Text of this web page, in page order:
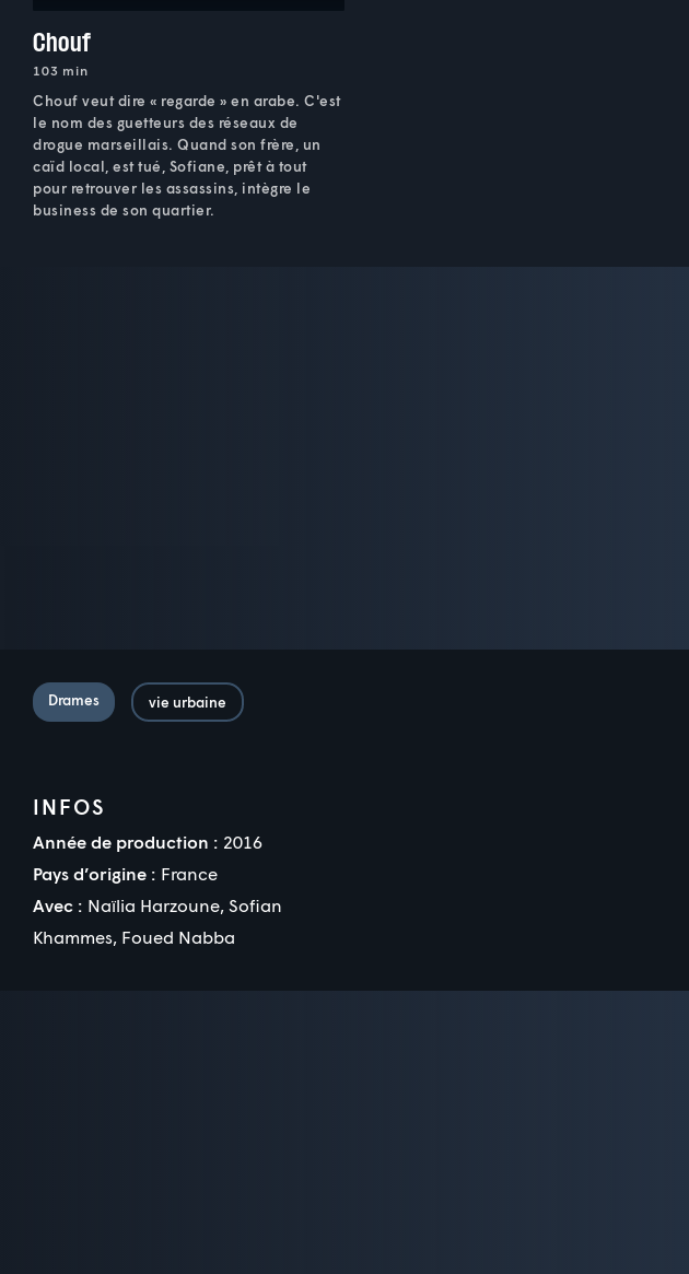
Chouf
103 min
Chouf veut dire « regarde » en arabe. C'est
le nom des guetteurs des réseaux de
drogue marseillais. Quand son frère, un
caïd local, est tué, Sofiane, prêt à tout
pour retrouver les assassins, intègre le
business de son quartier.
Drames vie urbaine
INFOS
Année de production : 2016
Pays d’origine : France
Avec : Naïlia Harzoune Sofian
Khammes Foued Nabba